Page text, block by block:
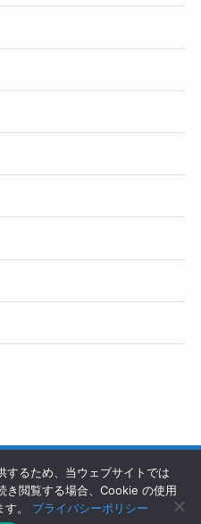
特定商取引に関する表記
ー
セキュリティ
するため、当ウェブサイトでは
き閲覧する場合、Cookie の使用
。 プライバシーポリシー